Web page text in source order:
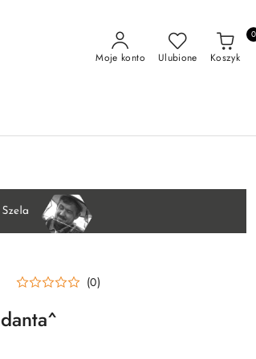
Moje konto Ulubione Koszyk
0
(0)